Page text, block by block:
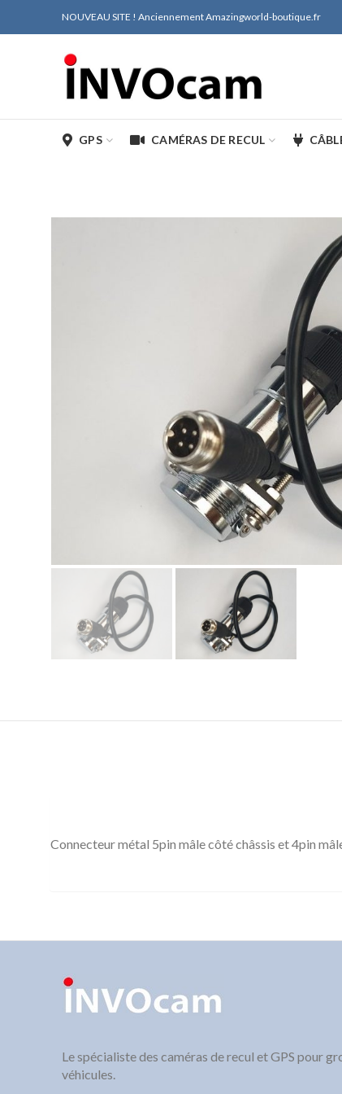
NOUVEAU SITE ! Anciennement Amazingworld-boutique.fr
GPS CAMÉRAS DE RECUL
Connecteur métal 5pin mâle côté châssis et 4pin
Le spécialiste des caméras de recul et GPS pour
véhicules.